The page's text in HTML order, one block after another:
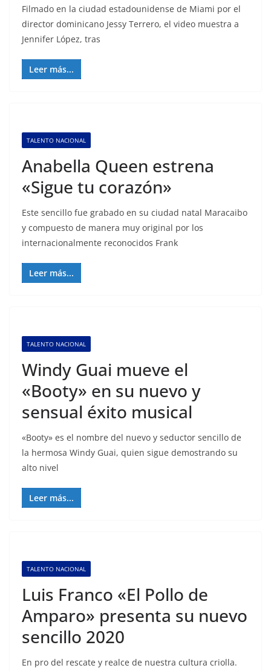
Filmado en la ciudad estadounidense de Miami por el
director dominicano Jessy Terrero, el video muestra a
Jennifer López, tras
Leer más...
TALENTO NACIONAL
Anabella Queen estrena
«Sigue tu corazón»
Este sencillo fue grabado en su ciudad natal Maracaibo
y compuesto de manera muy original por los
internacionalmente reconocidos Frank
Leer más...
TALENTO NACIONAL
Windy Guai mueve el
«Booty» en su nuevo y
sensual éxito musical
«Booty» es el nombre del nuevo y seductor sencillo de
la hermosa Windy Guai, quien sigue demostrando su
alto nivel
Leer más...
TALENTO NACIONAL
Luis Franco «El Pollo de
Amparo» presenta su nuevo
sencillo 2020
En pro del rescate y realce de nuestra cultura criolla.